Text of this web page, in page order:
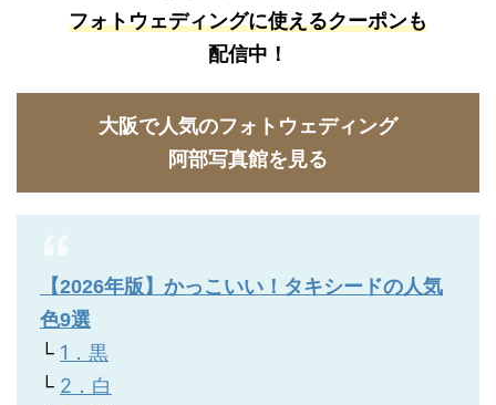
フォトウェディングに使えるクーポンも
配信中！
大阪で人気のフォトウェディング
阿部写真館を見る
【2026年版】かっこいい！タキシードの人気
色9選
└ 1．黒
└ 2．白